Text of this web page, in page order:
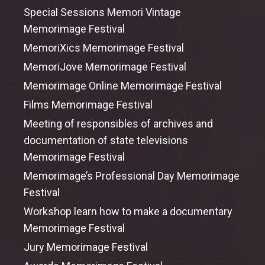
Special Sessions Memori Vintage
Memorimage Festival
MemoriXics Memorimage Festival
MemoriJove Memorimage Festival
Memorimage Online Memorimage Festival
Films Memorimage Festival
Meeting of responsibles of archives and
documentation of state televisions
Memorimage Festival
Memorimage’s Professional Day Memorimage
Festival
Workshop learn how to make a documentary
Memorimage Festival
Jury Memorimage Festival